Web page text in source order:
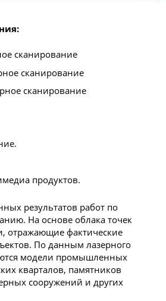
сканирование
сканирование
сканирование
продуктов.
результатов работ по
На основе облака точек
отражающие фактические
По данным лазерного
модели промышленных
кварталов, памятников
сооружений и других